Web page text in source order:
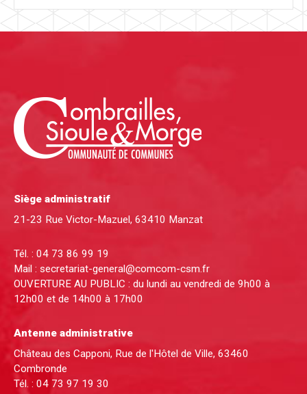
Siège administratif
21-23 Rue Victor-Mazuel, 63410 Manzat
Tél. : 04 73 86 99 19
Mail : secretariat-general@comcom-csm.fr
OUVERTURE AU PUBLIC : du lundi au vendredi de 9h00 à
12h00 et de 14h00 à 17h00
Antenne administrative
Château des Capponi, Rue de l'Hôtel de Ville, 63460
Combronde
Tél. : 04 73 97 19 30